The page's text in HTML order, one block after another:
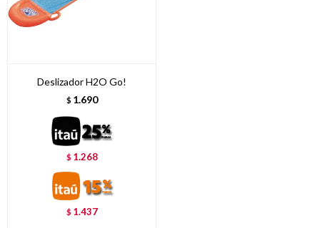
Deslizador H2O Go!
$ 1.690
$ 1.268
$ 1.437